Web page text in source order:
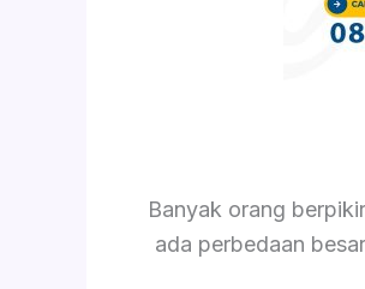
Banyak orang
ada perbedaan